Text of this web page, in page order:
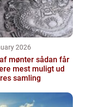
2026
sådan får
mest muligt ud
samling